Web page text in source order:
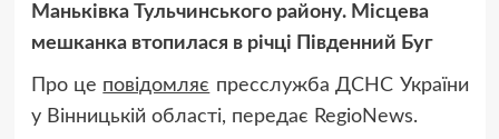
Маньківка Тульчинського району. Місцева
мешканка втопилася в річці Південний Буг
Про це повідомляє пресслужба ДСНС України
у Вінницькій області, передає RegioNews.